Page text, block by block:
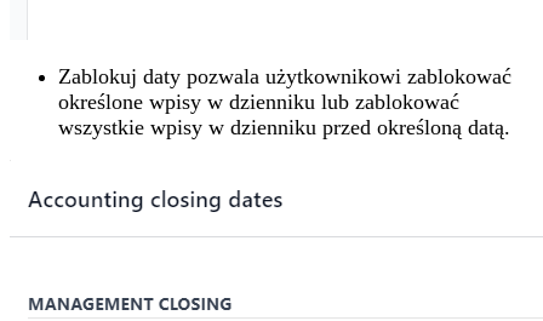
Zablokuj daty pozwala użytkownikowi zablokować
określone wpisy w dzienniku lub zablokować
wszystkie wpisy w dzienniku przed określoną datą.